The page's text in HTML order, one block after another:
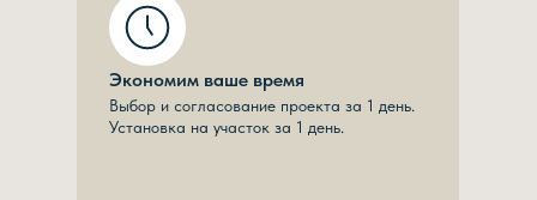
Экономим ваше время
Выбор и согласование проекта за 1 день.
Установка на участок за 1 день.